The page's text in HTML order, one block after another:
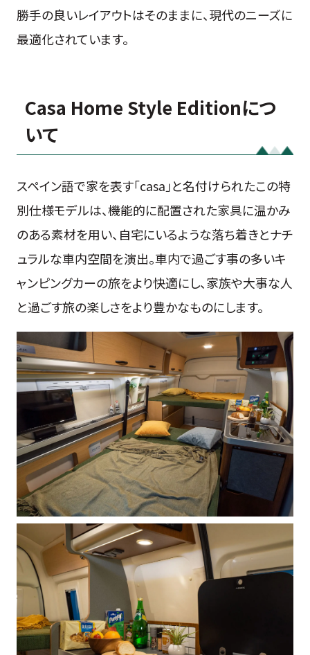
勝手の良いレイアウトはそのままに、現代のニーズに
最適化されています。
Casa Home Style Editionにつ
いて
スペイン語で家を表す「casa」と名付けられたこの特
別仕様モデルは、機能的に配置された家具に温かみ
のある素材を用い、自宅にいるような落ち着きとナチ
ュラルな車内空間を演出。車内で過ごす事の多いキ
ャンピングカーの旅をより快適にし、家族や大事な人
と過ごす旅の楽しさをより豊かなものにします。